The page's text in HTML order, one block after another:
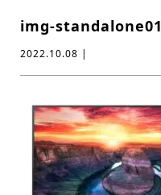
img-standalone01
2022.10.08 |